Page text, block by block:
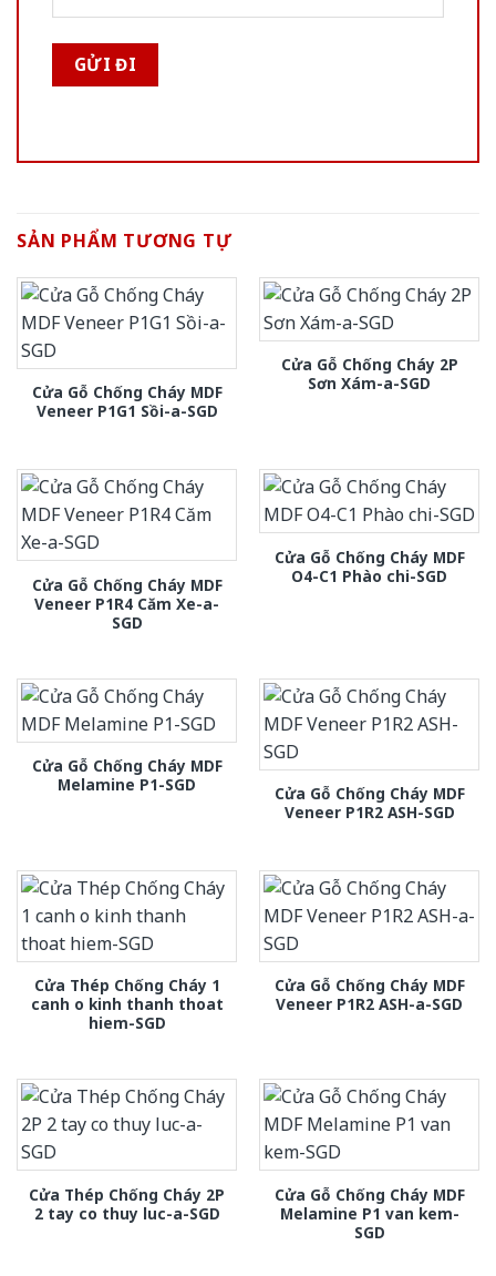
SẢN PHẨM TƯƠNG TỰ
Cửa Gỗ Chống Cháy MDF
Veneer P1G1 Sồi-a-SGD
Cửa Gỗ Chống Cháy 2P
Sơn Xám-a-SGD
Cửa Gỗ Chống Cháy MDF
Veneer P1R4 Căm Xe-a-
SGD
Cửa Gỗ Chống Cháy MDF
O4-C1 Phào chi-SGD
Cửa Gỗ Chống Cháy MDF
Melamine P1-SGD
Cửa Gỗ Chống Cháy MDF
Veneer P1R2 ASH-SGD
Cửa Thép Chống Cháy 1
canh o kinh thanh thoat
hiem-SGD
Cửa Gỗ Chống Cháy MDF
Veneer P1R2 ASH-a-SGD
Cửa Thép Chống Cháy 2P
2 tay co thuy luc-a-SGD
Cửa Gỗ Chống Cháy MDF
Melamine P1 van kem-
SGD